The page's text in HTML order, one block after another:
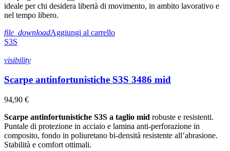
ideale per chi desidera libertà di movimento, in ambito lavorativo e
nel tempo libero.
file_downloadAggiungi al carrello
S3S
visibility
Scarpe antinfortunistiche S3S 3486 mid
94,90 €
Scarpe antinfortunistiche S3S a taglio mid robuste e resistenti.
Puntale di protezione in acciaio e lamina anti-perforazione in
composito, fondo in poliuretano bi-densità resistente all’abrasione.
Stabilità e comfort ottimali.